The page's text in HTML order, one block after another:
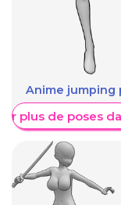
Anime jumping
plus de poses